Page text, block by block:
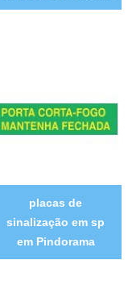
placas de
sinalização em sp
em Pindorama